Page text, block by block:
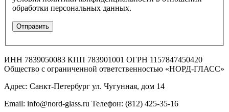
обработки персональных данных.
ИНН 7839050083 КПП 783901001 ОГРН 1157847450420
Общество с ограниченной ответственностью «НОРД-ГЛАСС»
Адрес: Санкт-Петербург ул. Чугунная, дом 14
Email: info@nord-glass.ru Телефон: (812) 425-35-16